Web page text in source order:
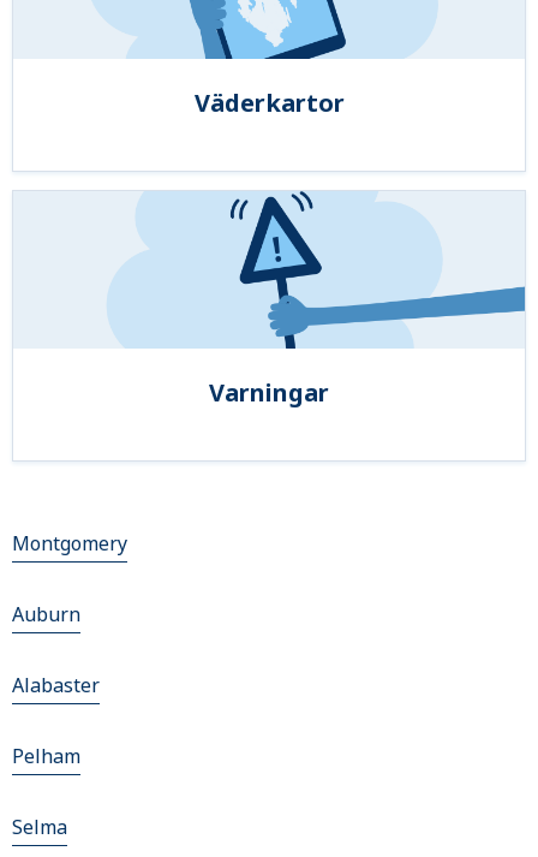
Väderkartor
Varningar
Montgomery
Auburn
Alabaster
Pelham
Selma